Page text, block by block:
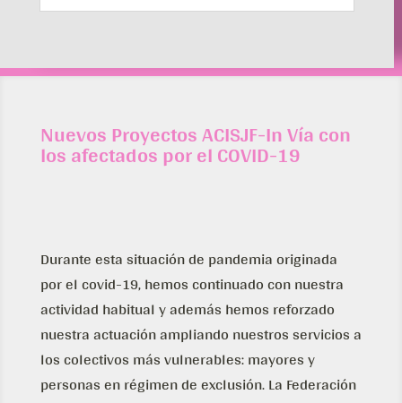
Nuevos Proyectos ACISJF-In Vía con
los afectados por el COVID-19
Durante esta situación de pandemia originada
por el covid-19, hemos continuado con nuestra
actividad habitual y además hemos reforzado
nuestra actuación ampliando nuestros servicios a
los colectivos más vulnerables: mayores y
personas en régimen de exclusión. La Federación